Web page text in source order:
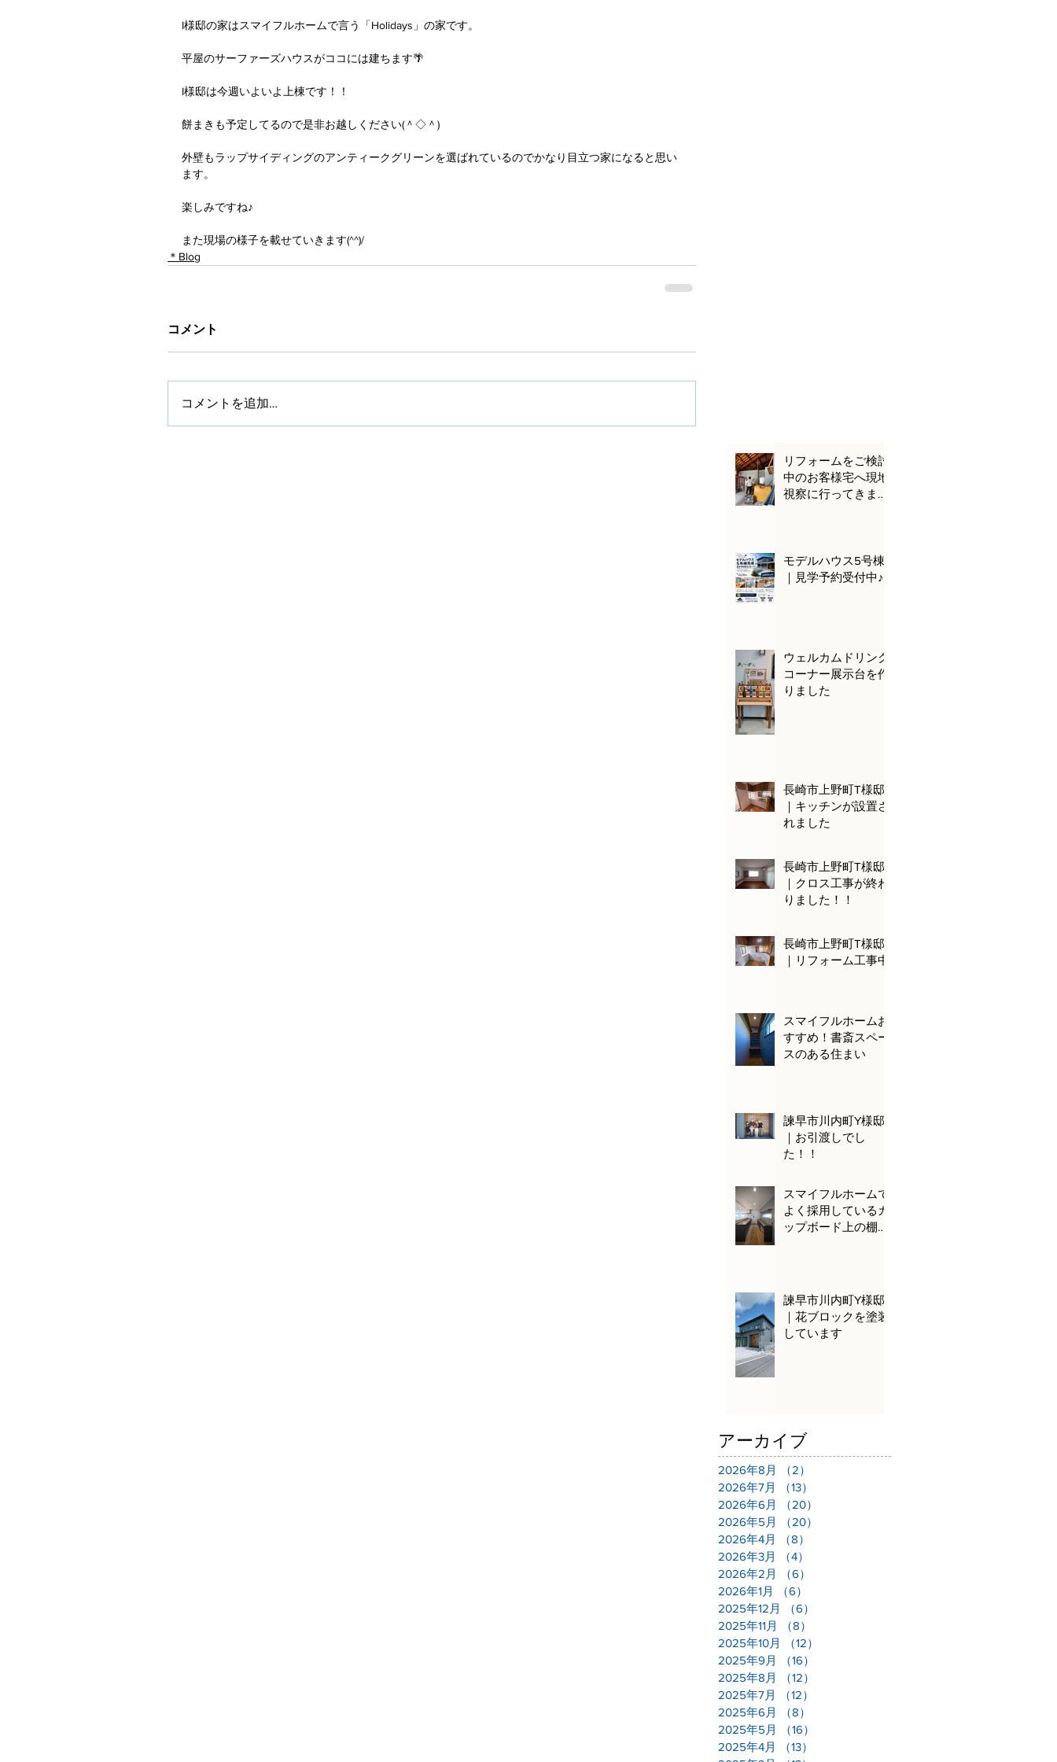
I様邸の家はスマイフルホームで言う「Holidays」の家です。
平屋のサーファーズハウスがココには建ちます🌴
I様邸は今週いよいよ上棟です！！
餅まきも予定してるので是非お越しください(＾◇＾)
外壁もラップサイディングのアンティークグリーンを選ばれているのでかなり目立つ家になると思い
ます。
楽しみですね♪
また現場の様子を載せていきます(^^)/
＊Blog
コメント
コメントを追加…
リフォームをご検討
中のお客様宅へ現地
視察に行ってきまし
モデルハウス5号棟
｜見学予約受付中♪
ウェルカムドリンク
コーナー展示台を作
りました
長崎市上野町T様邸
｜キッチンが設置さ
れました
長崎市上野町T様邸
｜クロス工事が終わ
りました！！
長崎市上野町T様邸
｜リフォーム工事中
スマイフルホームお
すすめ！書斎スペー
スのある住まい
諫早市川内町Y様邸
｜お引渡しでし
た！！
スマイフルホームで
よく採用しているカ
ップボード上の棚を
諫早市川内町Y様邸
｜花ブロックを塗装
しています
アーカイブ
2026年8月 （2）
2026年7月
（13）
2026年6月
（20）
2026年5月
（20）
2026年4月
（8）
2026年3月
（4）
2026年2月
（6）
2026年1月
（6）
2025年12月
（6）
2025年11月
（8）
2025年10月
（12）
2025年9月
（16）
2025年8月
（12）
2025年7月
（12）
2025年6月
（8）
2025年5月
（16）
2025年4月
（13）